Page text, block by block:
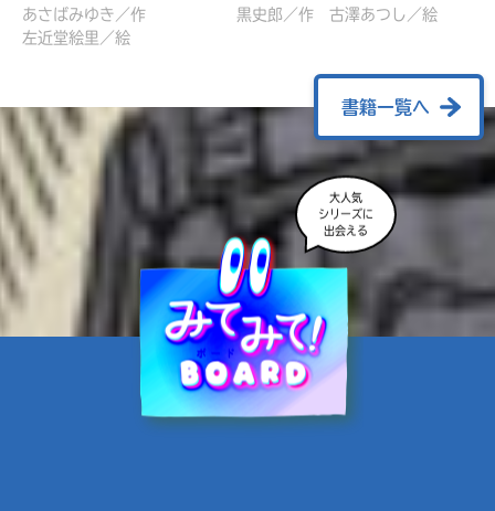
冒険記 エンチャント剣
VS暴走モブ
営委員会／協力
ターズ とつぜん、王様に
佐久間さのすけ／絵
あさばみゆき／作
左近堂絵里／絵
黒史郎／作 古澤あつし／絵
書籍一覧へ
大人気
シリーズに
出会える